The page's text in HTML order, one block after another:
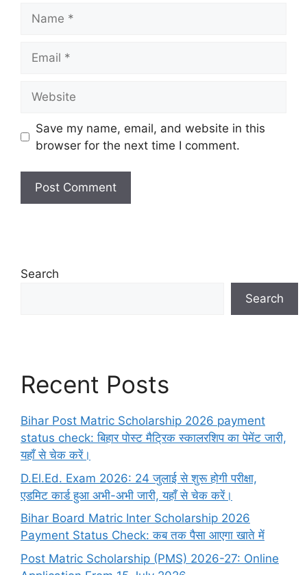
Save my name, email, and website in this
browser for the next time I comment.
Search
Search
Recent Posts
Bihar Post Matric Scholarship 2026 payment
status check: बिहार पोस्ट मैट्रिक स्कालरशिप का पेमेंट जारी,
यहाँ से चेक करें।
D.El.Ed. Exam 2026: 24 जुलाई से शुरू होगी परीक्षा,
एडमिट कार्ड हुआ अभी-अभी जारी, यहाँ से चेक करें।
Bihar Board Matric Inter Scholarship 2026
Payment Status Check: कब तक पैसा आएगा खाते में
Post Matric Scholarship (PMS) 2026-27: Online